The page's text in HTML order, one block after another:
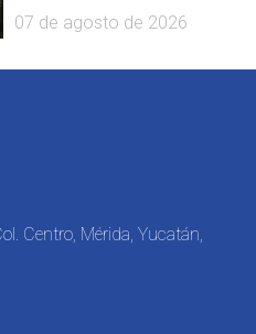
07 de agosto de 2026
Centro, Mérida, Yucatán,